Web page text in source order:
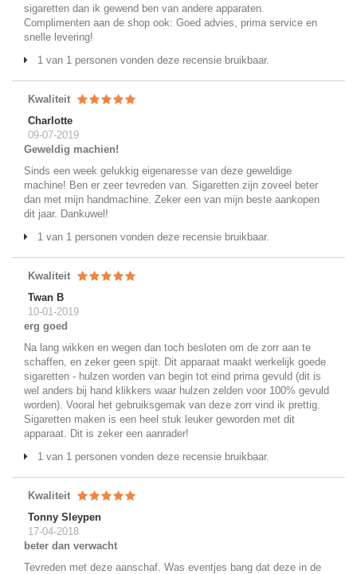
sigaretten dan ik gewend ben van andere apparaten.
Complimenten aan de shop ook: Goed advies, prima service en
snelle levering!
1 van 1 personen vonden deze recensie bruikbaar.
Kwaliteit
Charlotte
09-07-2019
Geweldig machien!
Sinds een week gelukkig eigenaresse van deze geweldige
machine! Ben er zeer tevreden van. Sigaretten zijn zoveel beter
dan met mijn handmachine. Zeker een van mijn beste aankopen
dit jaar. Dankuwel!
1 van 1 personen vonden deze recensie bruikbaar.
Kwaliteit
Twan B
10-01-2019
erg goed
Na lang wikken en wegen dan toch besloten om de zorr aan te
schaffen, en zeker geen spijt. Dit apparaat maakt werkelijk goede
sigaretten - hulzen worden van begin tot eind prima gevuld (dit is
wel anders bij hand klikkers waar hulzen zelden voor 100% gevuld
worden). Vooral het gebruiksgemak van deze zorr vind ik prettig.
Sigaretten maken is een heel stuk leuker geworden met dit
apparaat. Dit is zeker een aanrader!
1 van 1 personen vonden deze recensie bruikbaar.
Kwaliteit
Tonny Sleypen
17-04-2018
beter dan verwacht
Tevreden met deze aanschaf. Was eventjes bang dat deze in de